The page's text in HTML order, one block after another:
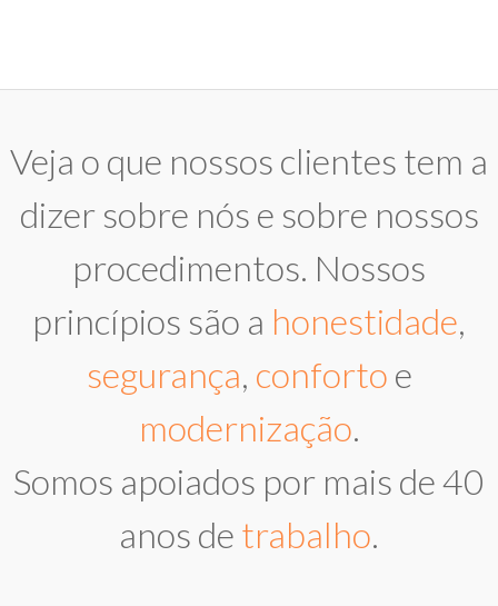
Veja o que nossos clientes tem a
dizer sobre nós e sobre nossos
procedimentos. Nossos
princípios são a honestidade,
segurança, conforto e
modernização.
Somos apoiados por mais de 40
anos de trabalho.